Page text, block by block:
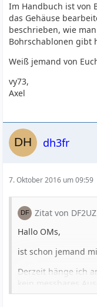
Im Handbuch ist von
das Gehäuse
beschrieben, wie
Bohrschablonen gibt
Weiß jemand von
vy73,
Axel
dh3fr
7. Oktober 2016 um 09:59
Zitat von DF2UZ
Hallo OMs,
ist schon jemand
Derzeit hänge ich
kein messbares